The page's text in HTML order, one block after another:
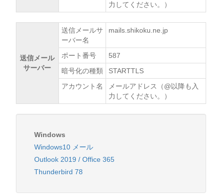
力してください。）
送信メール
サーバー
送信メールサ
ーバー名
mails.shikoku.ne.jp
ポート番号
587
暗号化の種類
STARTTLS
アカウント名
メールアドレス（@以降も入
力してください。）
Windows
Windows10 メール
Outlook 2019 / Office 365
Thunderbird 78